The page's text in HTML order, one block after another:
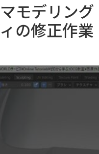
モデリング
の修正作業